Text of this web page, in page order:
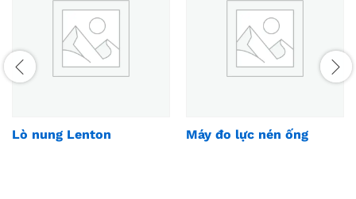
Lò nung Lenton Máy đo lực nén ống